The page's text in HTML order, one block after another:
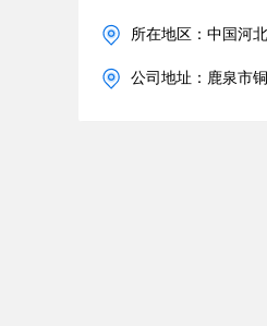
所在地区：中国河
公司地址：鹿泉市